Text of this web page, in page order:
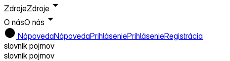
ZdrojeZdroje
O násO nás
NápovedaNápovedaPrihláseniePrihlásenieRegistrácia
slovník pojmov
slovník pojmov